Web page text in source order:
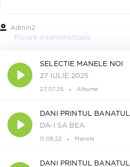
Admin2
Fisiere Asemanatoare
SELECTIE MANELE NOI
27 IULIE 2025
27.07.25 Albume
DANI PRINTUL
DA-I SA BEA
11.08.22 Manele
DANI PRINTUL